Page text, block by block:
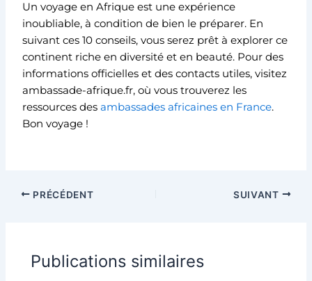
Un voyage en Afrique est une expérience
inoubliable, à condition de bien le préparer. En
suivant ces 10 conseils, vous serez prêt à explorer ce
continent riche en diversité et en beauté. Pour des
informations officielles et des contacts utiles, visitez
ambassade-afrique.fr, où vous trouverez les
ressources desambassades africaines en France.
Bon voyage !
PRÉCÉDENT SUIVANT
Publications similaires